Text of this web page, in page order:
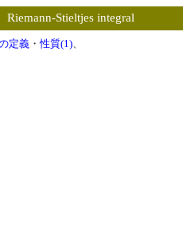
Stieltjes integral
定義 ・性質(1)